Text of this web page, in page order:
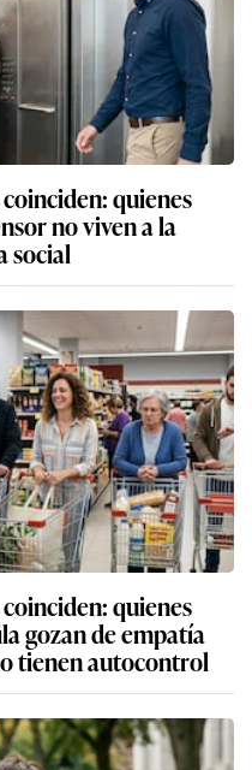
quienes
no viven a la
social
quienes
gozan de empatía
tienen autocontrol